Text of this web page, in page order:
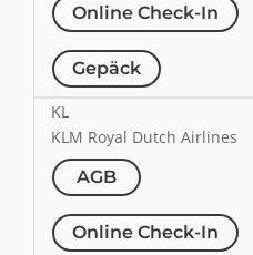
Online Check-In
Gepäck
KL
KLM Royal Dutch Airlines
AGB
Online Check-In